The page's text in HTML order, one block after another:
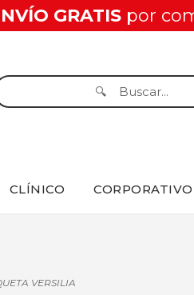
GRATISpor
CLÍNICO CORPORATIVO
VERSILIA